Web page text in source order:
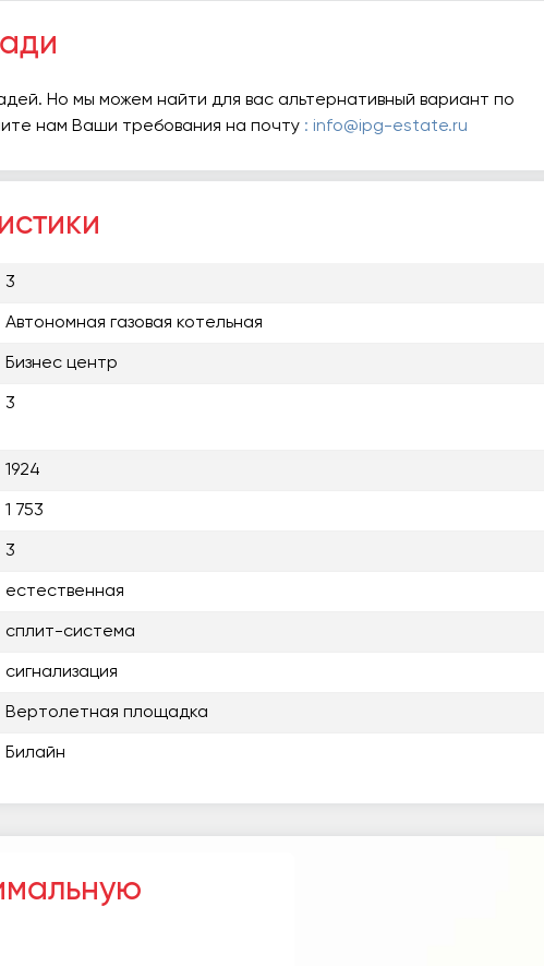
Но мы можем найти для вас альтернативный вариант по
нам Ваши требования на почту : info@ipg-estate.ru
3
Автономная газовая котельная
Бизнес центр
3
1924
1 753
3
естественная
сплит-система
сигнализация
Вертолетная площадка
Билайн